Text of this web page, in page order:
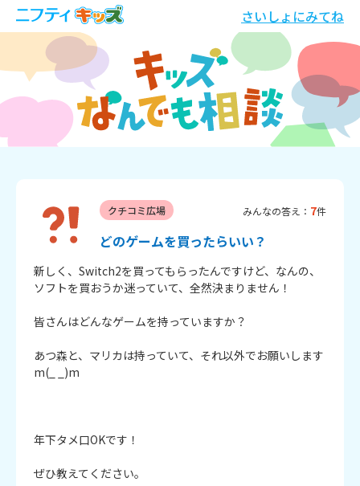
さいしょにみてね
クチコミ広場 みんなの答え： 7件
どのゲームを買ったらいい？
新しく、Switch2を買ってもらったんですけど、なんの、
ソフトを買おうか迷っていて、全然決まりません！
皆さんはどんなゲームを持っていますか？
あつ森と、マリカは持っていて、それ以外でお願いします
m(_ _)m
年下タメ口OKです！
ぜひ教えてください。